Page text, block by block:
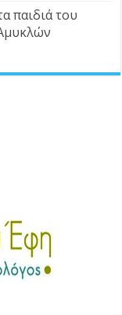
παιδιά του